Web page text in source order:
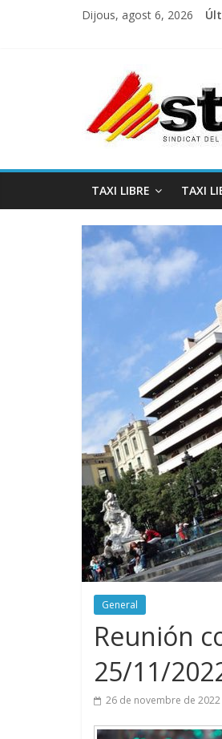
Dijous, agost 6, 2026
TAXI LIBRE TAXI
General
Reunión
25/11/
26 de novembre de 2022